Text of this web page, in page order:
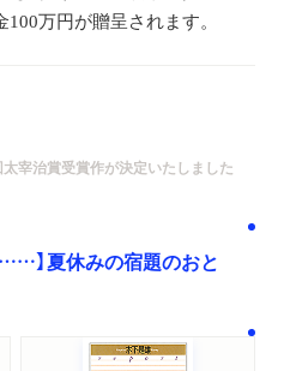
万円が贈呈されます。
宰治賞受賞作が決定いたしました
】夏休みの宿題のおと